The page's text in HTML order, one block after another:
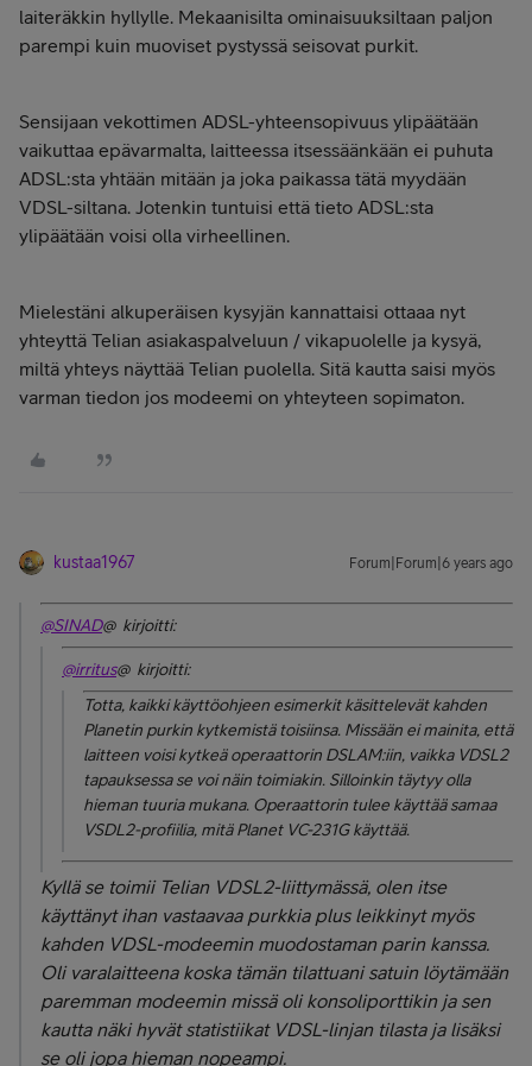
laiteräkkin hyllylle. Mekaanisilta ominaisuuksiltaan paljon
parempi kuin muoviset pystyssä seisovat purkit.
Sensijaan vekottimen ADSL-yhteensopivuus ylipäätään
vaikuttaa epävarmalta, laitteessa itsessäänkään ei puhuta
ADSL:sta yhtään mitään ja joka paikassa tätä myydään
VDSL-siltana. Jotenkin tuntuisi että tieto ADSL:sta
ylipäätään voisi olla virheellinen.
Mielestäni alkuperäisen kysyjän kannattaisi ottaaa nyt
yhteyttä Telian asiakaspalveluun / vikapuolelle ja kysyä,
miltä yhteys näyttää Telian puolella. Sitä kautta saisi myös
varman tiedon jos modeemi on yhteyteen sopimaton.
kustaa1967 Forum|Forum|6 years ago
@SINAD@ kirjoitti:
@irritus@ kirjoitti:
Totta, kaikki käyttöohjeen esimerkit käsittelevät kahden
Planetin purkin kytkemistä toisiinsa. Missään ei mainita, että
laitteen voisi kytkeä operaattorin DSLAM:iin, vaikka VDSL2
tapauksessa se voi näin toimiakin. Silloinkin täytyy olla
hieman tuuria mukana. Operaattorin tulee käyttää samaa
VSDL2-profiilia, mitä Planet VC-231G käyttää.
Kyllä se toimii Telian VDSL2-liittymässä, olen itse
käyttänyt ihan vastaavaa purkkia plus leikkinyt myös
kahden VDSL-modeemin muodostaman parin kanssa.
Oli varalaitteena koska tämän tilattuani satuin löytämään
paremman modeemin missä oli konsoliporttikin ja sen
kautta näki hyvät statistiikat VDSL-linjan tilasta ja lisäksi
se oli jopa hieman nopeampi.